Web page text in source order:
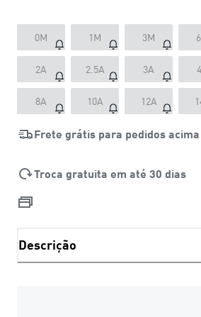
0M 1M 3M
2A 2.5A 3A
8A 10A 12A
Frete grátis para pedidos acima
Troca gratuita em até 30 dias
Descrição